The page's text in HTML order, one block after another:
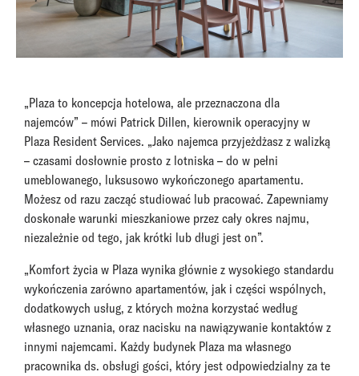
„Plaza to koncepcja hotelowa, ale przeznaczona dla
najemców” – mówi Patrick Dillen, kierownik operacyjny w
Plaza Resident Services. „Jako najemca przyjeżdżasz z walizką
– czasami dosłownie prosto z lotniska – do w pełni
umeblowanego, luksusowo wykończonego apartamentu.
Możesz od razu zacząć studiować lub pracować. Zapewniamy
doskonałe warunki mieszkaniowe przez cały okres najmu,
niezależnie od tego, jak krótki lub długi jest on”.
„Komfort życia w Plaza wynika głównie z wysokiego standardu
wykończenia zarówno apartamentów, jak i części wspólnych,
dodatkowych usług, z których można korzystać według
własnego uznania, oraz nacisku na nawiązywanie kontaktów z
innymi najemcami. Każdy budynek Plaza ma własnego
pracownika ds. obsługi gości, który jest odpowiedzialny za te